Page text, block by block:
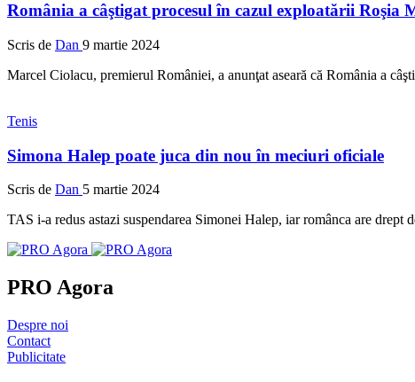
România a câştigat procesul în cazul exploatării Roşia
Scris de Dan 9 martie 2024
Marcel Ciolacu, premierul României, a anunţat aseară că România a
Tenis
Simona Halep poate juca din nou în meciuri oficiale
Scris de Dan 5 martie 2024
TAS i-a redus astazi suspendarea Simonei Halep, iar românca are
PRO Agora
Despre noi
Contact
Publicitate